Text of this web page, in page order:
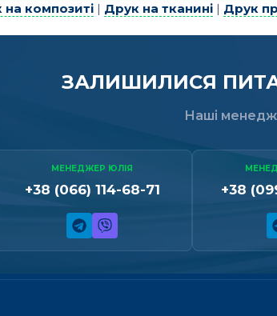
на композиті | Друк на тканині | Друк
ЗАЛИШИЛИСЯ
Наші
МЕНЕДЖЕР ЮЛІЯ
+38 (066) 114-68-71 +38